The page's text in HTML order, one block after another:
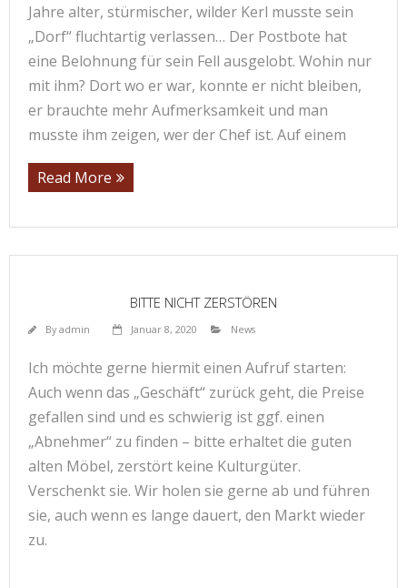
Jahre alter, stürmischer, wilder Kerl musste sein
„Dorf“ fluchtartig verlassen… Der Postbote hat
eine Belohnung für sein Fell ausgelobt. Wohin nur
mit ihm? Dort wo er war, konnte er nicht bleiben,
er brauchte mehr Aufmerksamkeit und man
musste ihm zeigen, wer der Chef ist. Auf einem
Read More
BITTE NICHT ZERSTÖREN
Byadmin Januar 8, 2020 News
Ich möchte gerne hiermit einen Aufruf starten:
Auch wenn das „Geschäft“ zurück geht, die Preise
gefallen sind und es schwierig ist ggf. einen
„Abnehmer“ zu finden – bitte erhaltet die guten
alten Möbel, zerstört keine Kulturgüter.
Verschenkt sie. Wir holen sie gerne ab und führen
sie, auch wenn es lange dauert, den Markt wieder
zu.